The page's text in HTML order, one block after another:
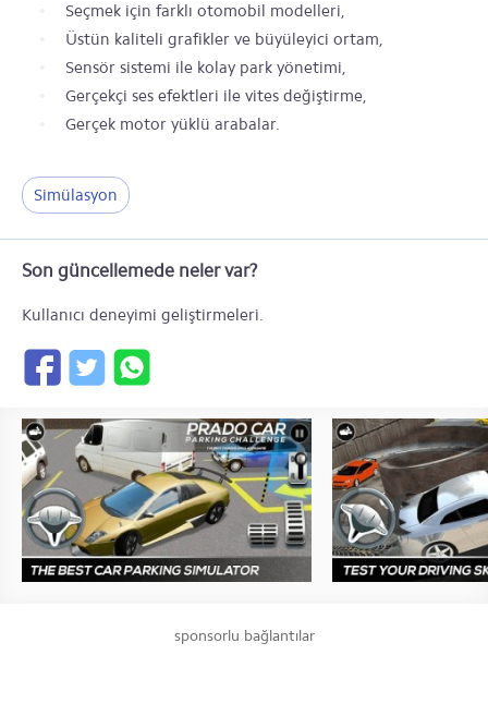
Seçmek için farklı otomobil modelleri,
Üstün kaliteli grafikler ve büyüleyici ortam,
Sensör sistemi ile kolay park yönetimi,
Gerçekçi ses efektleri ile vites değiştirme,
Gerçek motor yüklü arabalar.
Simülasyon
Son güncellemede neler var?
Kullanıcı deneyimi geliştirmeleri.
sponsorlu bağlantılar